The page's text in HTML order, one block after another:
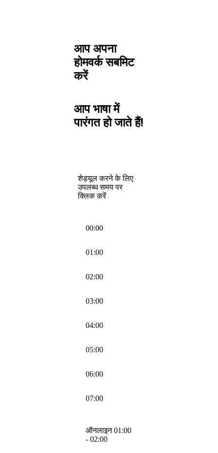
आप अपना
होमवर्क सबमिट
करें
आप भाषा में
पारंगत हो जाते हैं!
शेड्यूल करने के लिए
उपलब्ध समय पर
क्लिक करें
00:00
01:00
02:00
03:00
04:00
05:00
06:00
07:00
ऑनलाइन 01:00
- 02:00